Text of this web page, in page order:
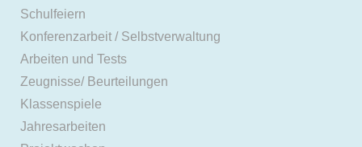
Schulfeiern
Konferenzarbeit / Selbstverwaltung
Arbeiten und Tests
Zeugnisse/ Beurteilungen
Klassenspiele
Jahresarbeiten